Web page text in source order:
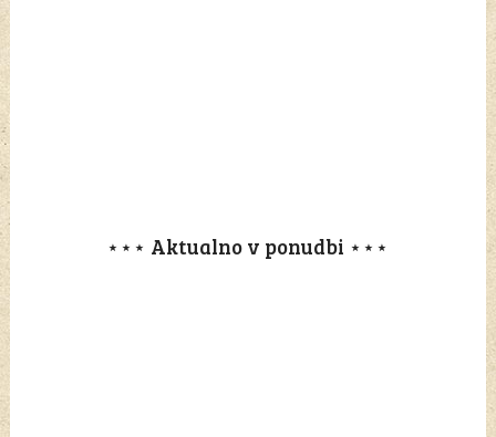
⋆⋆⋆ Aktualno v ponudbi ⋆⋆⋆